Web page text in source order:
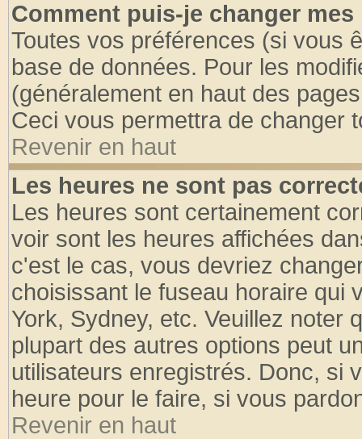
Comment puis-je changer mes
Toutes vos préférences (si vous
base de données. Pour les
(généralement en haut des
Ceci vous permettra de changer
Revenir en haut
Les heures ne sont pas
Les heures sont certainement
voir sont les heures affichées
c'est le cas, vous devriez
choisissant le fuseau horaire qui
York, Sydney, etc. Veuillez noter
plupart des autres options peut
utilisateurs enregistrés. Donc, si
heure pour le faire, si vous
Revenir en haut